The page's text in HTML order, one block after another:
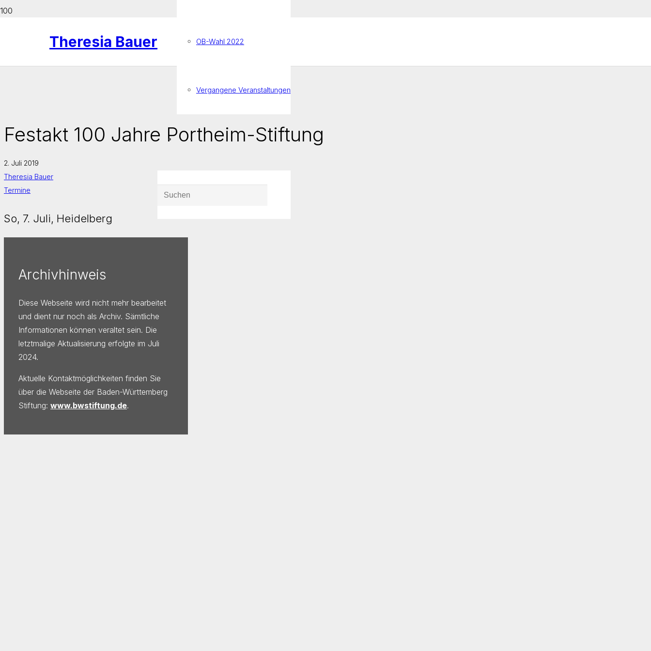
Theresia Bauer OB-Wahl 2022
Vergangene Veranstaltungen
Festakt 100 Jahre Portheim-Stiftung
2. Juli 2019
Theresia Bauer
Termine
So, 7. Juli, Heidelberg
Archivhinweis
Diese Webseite wird nicht mehr bearbeitet
und dient nur noch als Archiv. Sämtliche
Informationen können veraltet sein. Die
letztmalige Aktualisierung erfolgte im Juli
2024.
Aktuelle Kontaktmöglichkeiten finden Sie
über die Webseite der Baden-Württemberg
Stiftung: www.bwstiftung.de.